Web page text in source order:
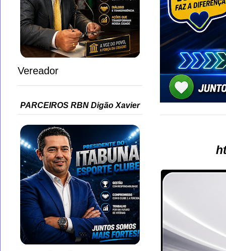
Vereador
PARCEIROS RBN Digão Xavier